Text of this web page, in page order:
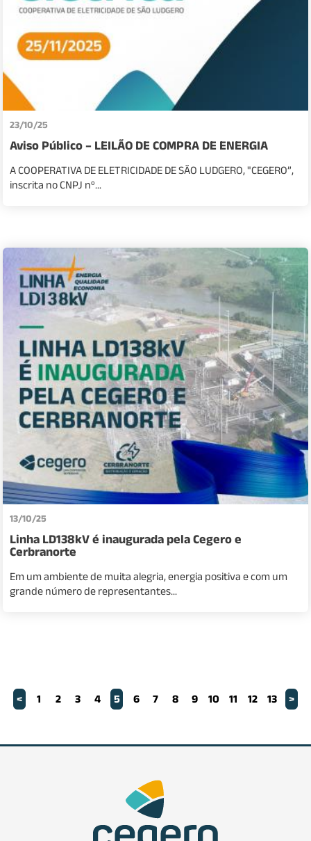
23/10/25
Aviso Público – LEILÃO DE COMPRA DE ENERGIA
A COOPERATIVA DE ELETRICIDADE DE SÃO LUDGERO, "CEGERO”,
inscrita no CNPJ nº...
13/10/25
Linha LD138kV é inaugurada pela Cegero e
Cerbranorte
Em um ambiente de muita alegria, energia positiva e com um
grande número de representantes...
< 1 2 3 4 5 6 7 8 9 10 11 12 13 >